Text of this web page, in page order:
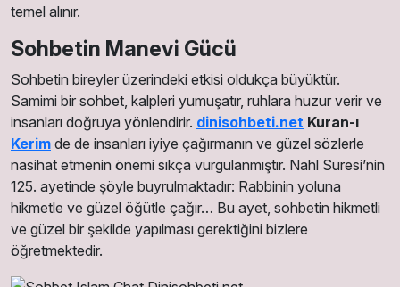
temel alınır.
Sohbetin Manevi Gücü
Sohbetin bireyler üzerindeki etkisi oldukça büyüktür.
Samimi bir sohbet, kalpleri yumuşatır, ruhlara huzur verir ve
insanları doğruya yönlendirir. dinisohbeti.net Kuran-ı
Kerim de de insanları iyiye çağırmanın ve güzel sözlerle
nasihat etmenin önemi sıkça vurgulanmıştır. Nahl Suresi’nin
125. ayetinde şöyle buyrulmaktadır: Rabbinin yoluna
hikmetle ve güzel öğütle çağır… Bu ayet, sohbetin hikmetli
ve güzel bir şekilde yapılması gerektiğini bizlere
öğretmektedir.